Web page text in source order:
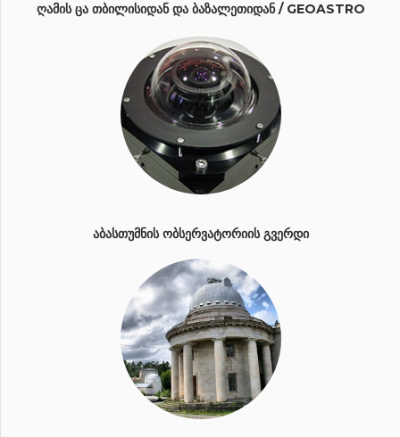
ᲦᲐᲛᲘᲡ ᲪᲐ ᲗᲑᲘᲚᲘᲡᲘᲓᲐᲜ ᲓᲐ ᲑᲐᲖᲐᲚᲔᲗᲘᲓᲐᲜ / GEOASTRO
ᲐᲑᲐᲡᲗᲣᲛᲜᲘᲡ ᲝᲑᲡᲔᲠᲕᲐᲢᲝᲠᲘᲘᲡ ᲒᲕᲔᲠᲓᲘ